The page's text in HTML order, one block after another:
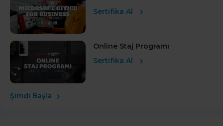
Sertifika Al
Online Staj Programı
Sertifika Al
Şimdi Başla